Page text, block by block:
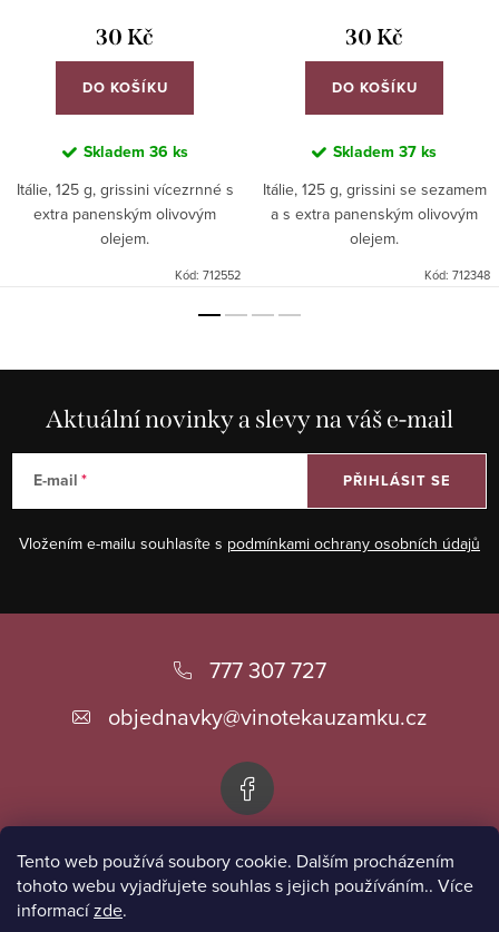
Tento web používá soubory cookie. Dalším procházením
tohoto webu vyjadřujete souhlas s jejich používáním.. Více
informacízde.
30 Kč
DO KOŠÍKU
Skladem 36 ks
Itálie, 125 g, grissini vícezrnné s
extra panenským olivovým
olejem.
Kód: 712552
30 Kč
DO KOŠÍKU
Skladem 37 ks
Itálie, 125 g, grissini se sezamem
a s extra panenským olivovým
olejem.
Kód: 712348
Aktuální novinky a slevy na váš e-mail
E-mail
Vložením e-mailu souhlasíte s podmínkami ochrany osobních údajů
PŘIHLÁSIT SE
777 307 727
objednavky@vinotekauzamku.cz
Informace pro vás